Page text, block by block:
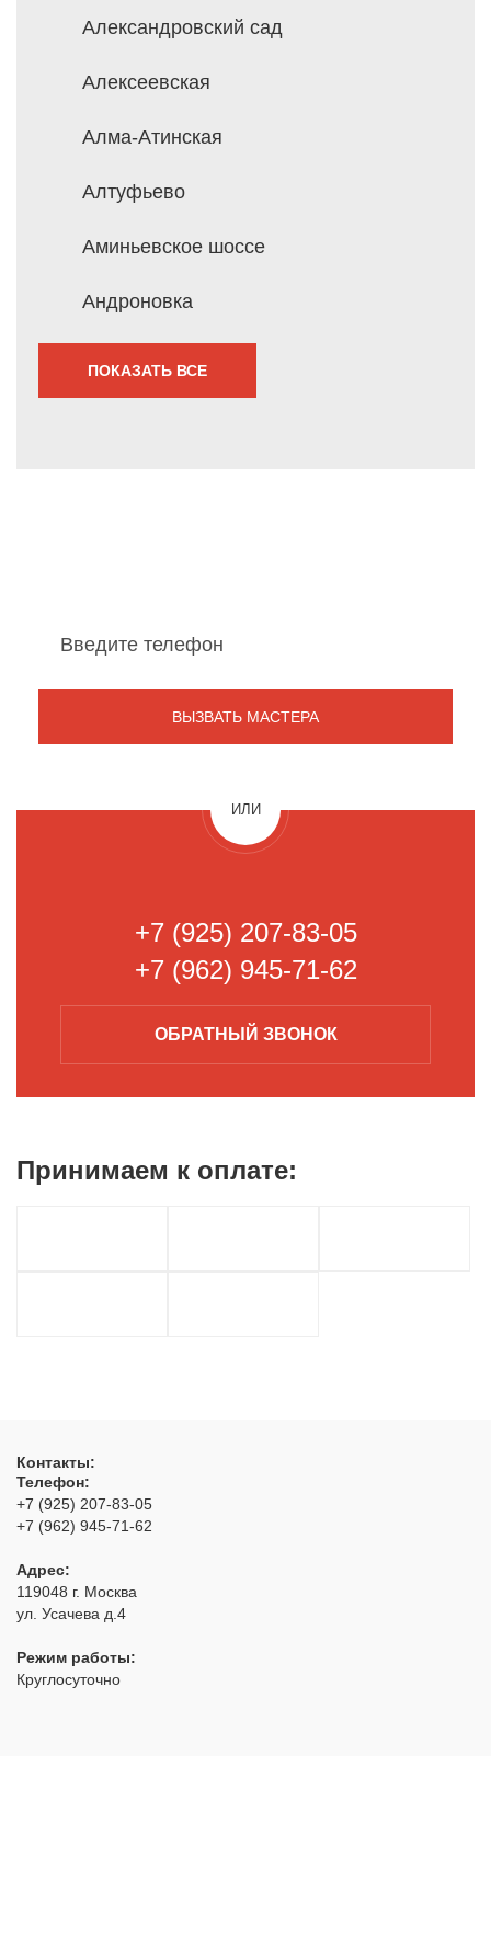
Александровский сад
Алексеевская
Алма-Атинская
Алтуфьево
Аминьевское шоссе
Андроновка
ПОКАЗАТЬ ВСЕ
ИЛИ
+7 (925) 207-83-05
+7 (962) 945-71-62
ОБРАТНЫЙ ЗВОНОК
Принимаем к оплате:
Контакты:
Телефон:
+7 (925) 207-83-05
+7 (962) 945-71-62
Адрес:
119048 г. Москва
ул. Усачева д.4
Режим работы:
Круглосуточно